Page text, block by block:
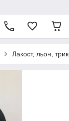
Лакост, льон,